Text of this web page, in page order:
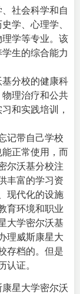
社会科学和自
学、心理学、
学等专业。该
生的综合能力
分校的健康科
理治疗和公共
和实践培训，
记带自己学校
正常使用，而
尔沃基分校注
丰富的学习资
现代化的设施
育环境和职业
大学密尔沃基
理威斯康星大
存档的。但是
认证。
星大学密尔沃